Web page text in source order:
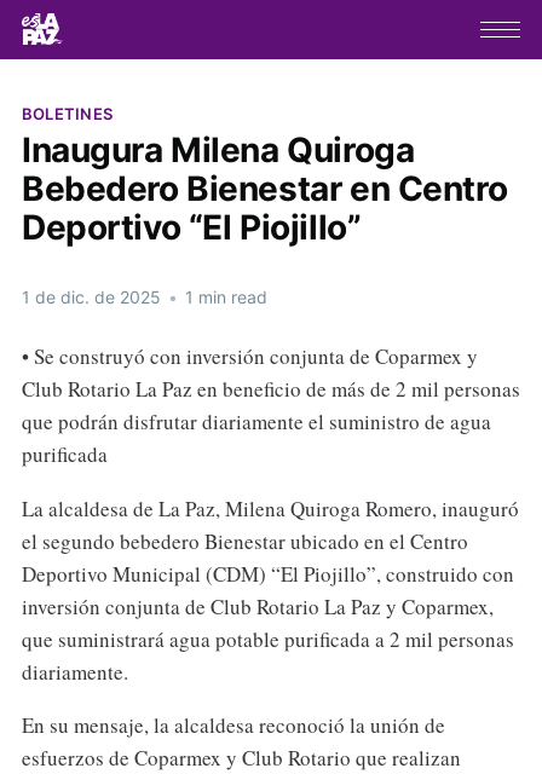
BOLETINES
Inaugura Milena Quiroga
Bebedero Bienestar en Centro
Deportivo “El Piojillo”
1 de dic. de 2025 • 1 min read
• Se construyó con inversión conjunta de Coparmex y
Club Rotario La Paz en beneficio de más de 2 mil personas
que podrán disfrutar diariamente el suministro de agua
purificada
La alcaldesa de La Paz, Milena Quiroga Romero, inauguró
el segundo bebedero Bienestar ubicado en el Centro
Deportivo Municipal (CDM) “El Piojillo”, construido con
inversión conjunta de Club Rotario La Paz y Coparmex,
que suministrará agua potable purificada a 2 mil personas
diariamente.
En su mensaje, la alcaldesa reconoció la unión de
esfuerzos de Coparmex y Club Rotario que realizan